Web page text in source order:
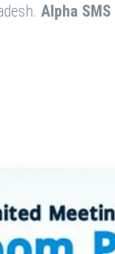
Alpha SMS